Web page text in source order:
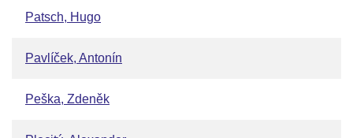
Patsch, Hugo
Pavlíček, Antonín
Peška, Zdeněk